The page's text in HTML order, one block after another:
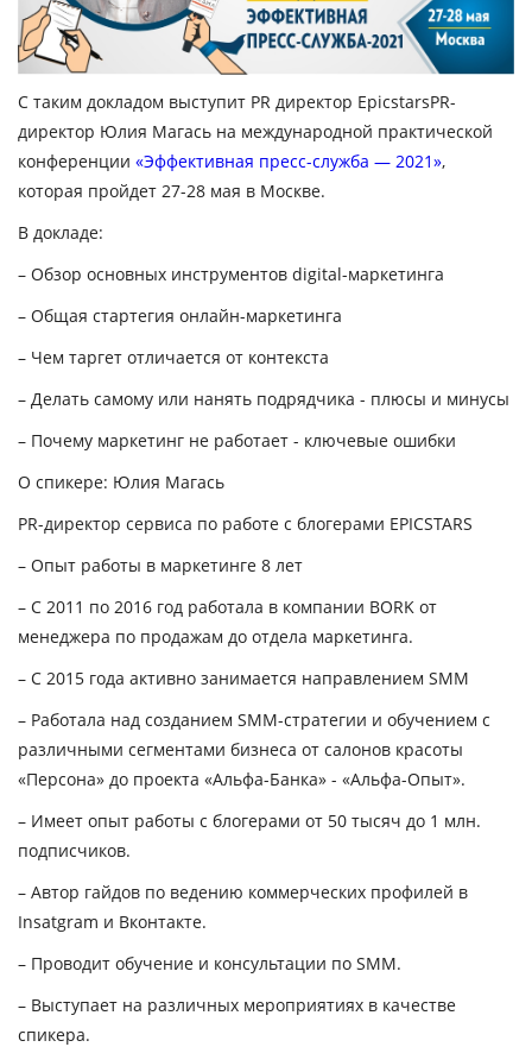
С таким докладом выступит PR директор EpicstarsPR-
директор Юлия Магась на международной практической
конференции «Эффективная пресс-служба — 2021»,
которая пройдет 27-28 мая в Москве.
В докладе:
– Обзор основных инструментов digital-маркетинга
– Общая стартегия онлайн-маркетинга
– Чем таргет отличается от контекста
– Делать самому или нанять подрядчика - плюсы и минусы
– Почему маркетинг не работает - ключевые ошибки
О спикере: Юлия Магась
PR-директор сервиса по работе с блогерами EPICSTARS
– Опыт работы в маркетинге 8 лет
– С 2011 по 2016 год работала в компании BORK от
менеджера по продажам до отдела маркетинга.
– С 2015 года активно занимается направлением SMM
– Работала над созданием SMM-стратегии и обучением с
различными сегментами бизнеса от салонов красоты
«Персона» до проекта «Альфа-Банка» - «Альфа-Опыт».
– Имеет опыт работы с блогерами от 50 тысяч до 1 млн.
подписчиков.
– Автор гайдов по ведению коммерческих профилей в
Insatgram и Вконтакте.
– Проводит обучение и консультации по SMM.
– Выступает на различных мероприятиях в качестве
спикера.